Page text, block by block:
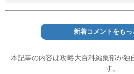
新着コメントをもっ
本記事の内容は攻略大百科編集部が独
す。